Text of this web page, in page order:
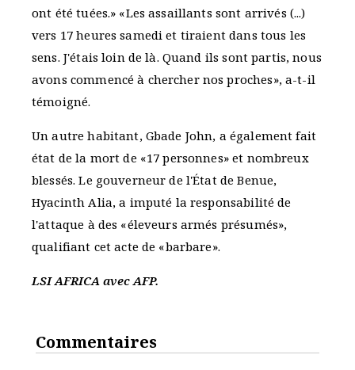
ont été tuées.» «Les assaillants sont arrivés (...)
vers 17 heures samedi et tiraient dans tous les
sens. J'étais loin de là. Quand ils sont partis, nous
avons commencé à chercher nos proches», a-t-il
témoigné.
Un autre habitant, Gbade John, a également fait
état de la mort de «17 personnes» et nombreux
blessés. Le gouverneur de l'État de Benue,
Hyacinth Alia, a imputé la responsabilité de
l'attaque à des «éleveurs armés présumés»,
qualifiant cet acte de «barbare».
LSI AFRICA avec AFP.
Commentaires